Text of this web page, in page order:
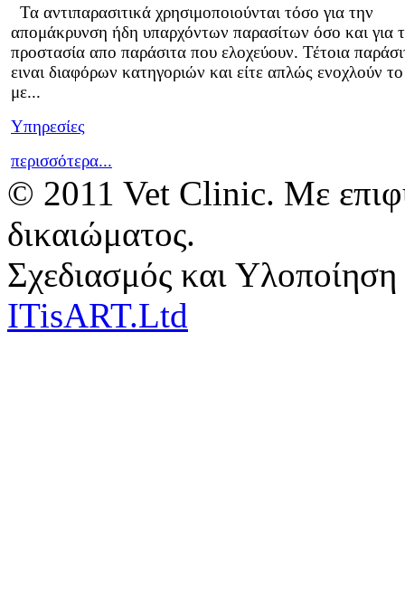
Τα αντιπαρασιτικά χρησιμοποιούνται τόσο για την
απομάκρυνση ήδη υπαρχόντων παρασίτων όσο και για
προστασία απο παράσιτα που ελοχεύουν. Τέτοια
ειναι διαφόρων κατηγοριών και είτε απλώς ενοχλούν
με...
Υπηρεσίες
περισσότερα...
© 2011 Vet Clinic. Με
δικαιώματος.
Σχεδιασμός και Υλοποίηση
ITisART.Ltd